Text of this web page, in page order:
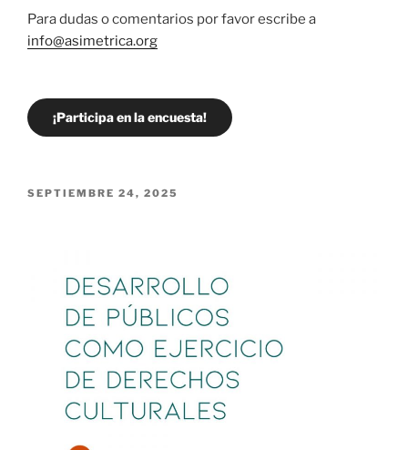
Para dudas o comentarios por favor escribe a
info@asimetrica.org
¡Participa en la encuesta!
PUBLICADO
SEPTIEMBRE 24, 2025